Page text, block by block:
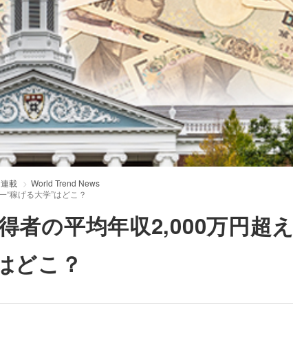
連載
World Trend News
稼げる大学”はどこ？
者の平均年収2,000万円超え
どこ？